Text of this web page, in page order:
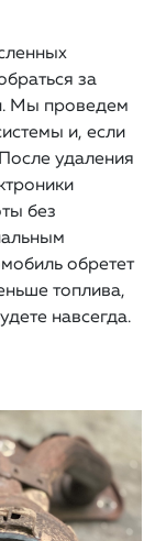
за
Мы проведем
и, если
удаления
без
обретет
топлива,
навсегда.